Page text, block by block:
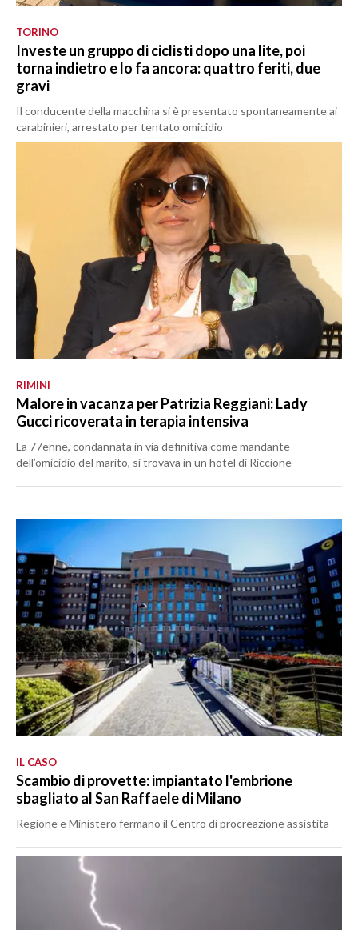
TORINO
Investe un gruppo di ciclisti dopo una lite, poi
torna indietro e lo fa ancora: quattro feriti, due
gravi
Il conducente della macchina si è presentato spontaneamente ai
carabinieri, arrestato per tentato omicidio
RIMINI
Malore in vacanza per Patrizia Reggiani: Lady
Gucci ricoverata in terapia intensiva
La 77enne, condannata in via definitiva come mandante
dell’omicidio del marito, si trovava in un hotel di Riccione
IL CASO
Scambio di provette: impiantato l'embrione
sbagliato al San Raffaele di Milano
Regione e Ministero fermano il Centro di procreazione assistita